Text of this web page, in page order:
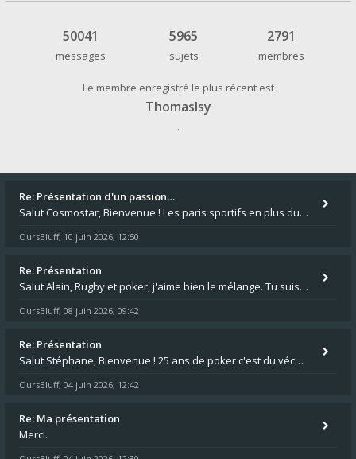
50041
messages
5965
sujets
2791
membres
Le membre enregistré le plus récent est
Thomaslsy
.
Re: Présentation d'un passion…
Salut Cosmostar, Bienvenue ! Les paris sportifs en plus du poker, c'est ce que je fais aussi. Surtout la NBA, je mise su
OursBluff, 10 juin 2026, 12:50
Re: Présentation
Salut Alain, Rugby et poker, j'aime bien le mélange. Tu suis le rugby du coin ? Moi j'essaie d'aller voir des matchs de
OursBluff, 08 juin 2026, 09:42
Re: Présentation
Salut Stéphane, Bienvenue ! 25 ans de poker c'est du vécu quand même. Moi je suis relativementnouveau (2018) mais j'ai a
OursBluff, 04 juin 2026, 12:42
Re: Ma présentation
Merci.